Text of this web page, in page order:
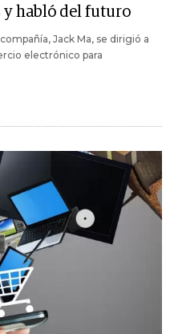
y habló del futuro
Jack Ma, se dirigió a
electrónico para